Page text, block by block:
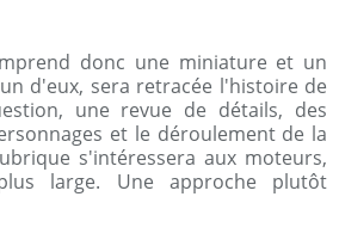
donc une miniature et un
d'eux, sera retracée l'histoire de
une revue de détails, des
et le déroulement de la
s'intéressera aux moteurs,
large. Une approche plutôt